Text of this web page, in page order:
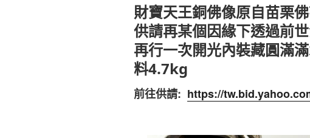
財寶天王銅佛像原自苗栗
供請再某個因緣下透過前
再行一次開光內裝藏圓滿
料4.7kg
前往供請: https://